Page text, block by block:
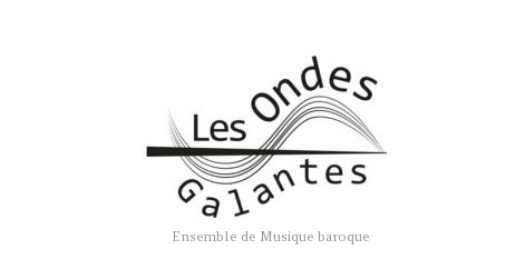
Ensemble de Musique baroque